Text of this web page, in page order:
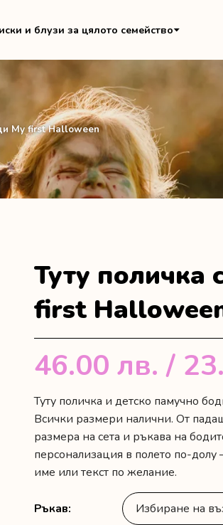
и блузи за цялото семейство
My first Halloween
Туту поличка
first
46.00 лв. /
Туту поличка и детско памучно
Всички размери налични. От
размера на сета и ръкава на
персонализация в полето по-
име или текст по желание.
Ръкав